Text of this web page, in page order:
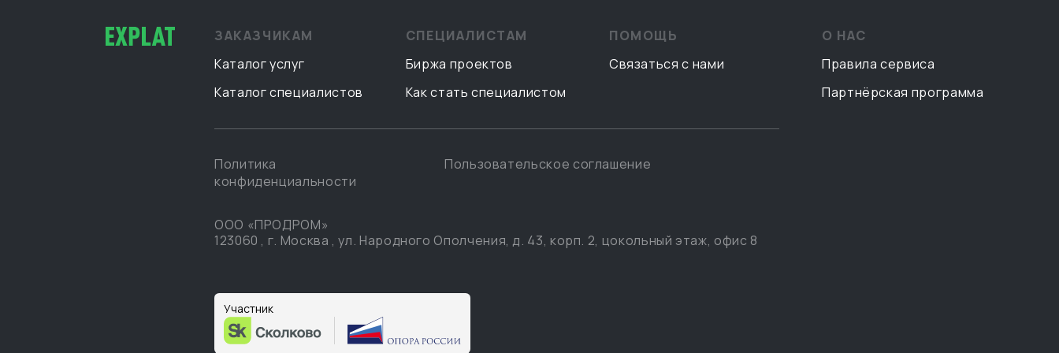
ЗАКАЗЧИКАМ
Каталог услуг
Каталог специалистов
СПЕЦИАЛИСТАМ
Биржа проектов
Как стать специалистом
ПОМОЩЬ
Связаться с нами
Политика
конфиденциальности
Пользовательское соглашение
ООО «ПРОДРОМ»
123060 , г. Москва ,ул. Народного Ополчения, д. 43, корп. 2, цокольный этаж, офис 8
Участник
О НАС
Правила сервиса
Партнёрская программа